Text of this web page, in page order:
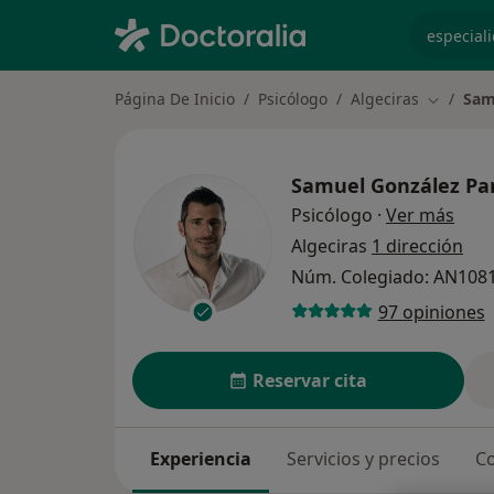
Página De Inicio Psicólogo Algeciras
Samuel González
Psicólogo · Ver más
Algeciras 1 dirección
Núm. Colegiado:
97 opiniones
Reservar cita
Experiencia Servicios y precios